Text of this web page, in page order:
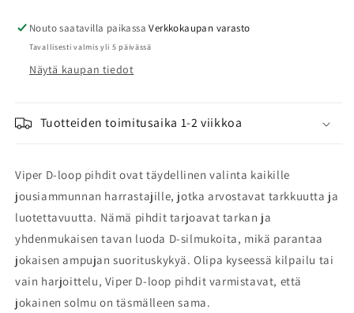
määrää
määrää
Nouto saatavilla paikassaVerkkokaupan varasto
Tavallisesti valmis yli 5 päivässä
Näytä kaupan tiedot
Tuotteiden toimitusaika 1-2 viikkoa
Viper D-loop pihdit ovat täydellinen valinta kaikille
jousiammunnan harrastajille, jotka arvostavat tarkkuutta ja
luotettavuutta. Nämä pihdit tarjoavat tarkan ja
yhdenmukaisen tavan luoda D-silmukoita, mikä parantaa
jokaisen ampujan suorituskykyä. Olipa kyseessä kilpailu tai
vain harjoittelu, Viper D-loop pihdit varmistavat, että
jokainen solmu on täsmälleen sama.